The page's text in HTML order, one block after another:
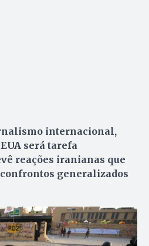
internacional,
será tarefa
reações iranianas que
generalizados